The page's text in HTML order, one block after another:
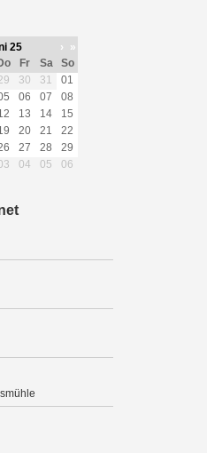
25 ›
»
Fr Sa
So
30 31
01
06 07
08
13 14
15
20 21
22
27 28
29
04 05 06